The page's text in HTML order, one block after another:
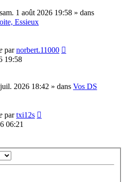
sam. 1 août 2026 19:58 » dans
Essieux
parnorbert.11000
19:58
2026 18:42 » dans Vos DS
partxi12s
06:21